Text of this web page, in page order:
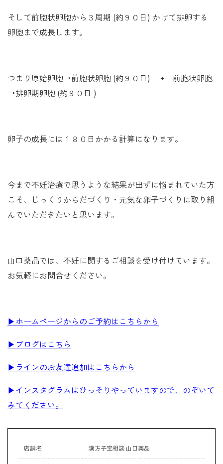
そして前胞状卵胞から３周期 (約９０日) かけて排卵する
卵胞まで成長します｡
つまり原始卵胞→前胞状卵胞 (約９０日) + 前胞状卵胞
→排卵期卵胞 (約９０日 )
卵子の成長には１８０日かかる計算になります。
今まで不妊治療で思うような結果が出ずに悩まれていた方
こそ、じっくりからだづくり・元気な卵子づくりに取り組
んでいただきたいと思います。
山口薬品では、不妊に関するご相談を受け付けています。
お気軽にお問合せください。
▶ホームページからのご予約はこちらから
▶ブログはこちら
▶ラインのお友達追加はこちらから
▶インスタグラムはひっそりやっていますので、のぞいて
みてください。
店舗名 漢方子宝相談 山口薬品